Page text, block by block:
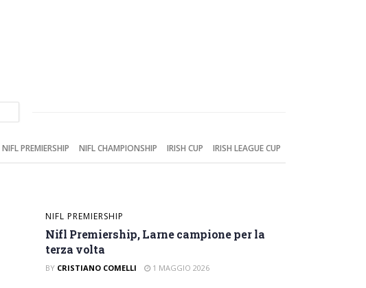
NIFL PREMIERSHIP NIFL CHAMPIONSHIP IRISH CUP IRISH LEAGUE CUP
NIFL PREMIERSHIP
Nifl Premiership, Larne campione per la
terza volta
BY CRISTIANO COMELLI 1 MAGGIO 2026